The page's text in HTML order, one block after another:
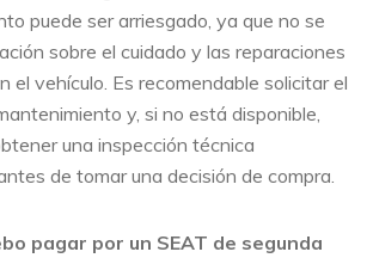
puede ser arriesgado, ya que no se
sobre el cuidado y las reparaciones
el vehículo. Es recomendable solicitar el
y, si no está disponible,
una inspección técnica
de tomar una decisión de compra.
pagar por un SEAT de segunda